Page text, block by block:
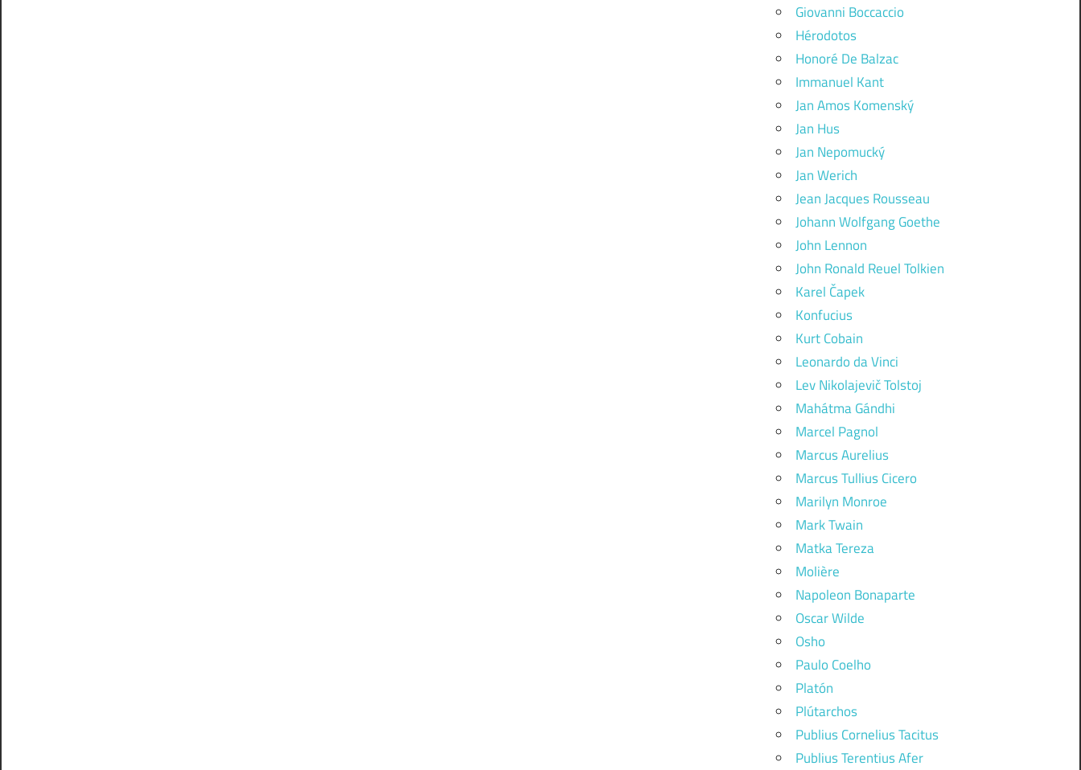
Giovanni Boccaccio
Hérodotos
Honoré De Balzac
Immanuel Kant
Jan Amos Komenský
Jan Hus
Jan Nepomucký
Jan Werich
Jean Jacques Rousseau
Johann Wolfgang Goethe
John Lennon
John Ronald Reuel Tolkien
Karel Čapek
Konfucius
Kurt Cobain
Leonardo da Vinci
Lev Nikolajevič Tolstoj
Mahátma Gándhi
Marcel Pagnol
Marcus Aurelius
Marcus Tullius Cicero
Marilyn Monroe
Mark Twain
Matka Tereza
Molière
Napoleon Bonaparte
Oscar Wilde
Osho
Paulo Coelho
Platón
Plútarchos
Publius Cornelius Tacitus
Publius Terentius Afer